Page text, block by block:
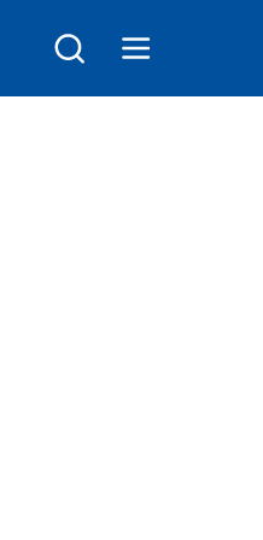
Søk